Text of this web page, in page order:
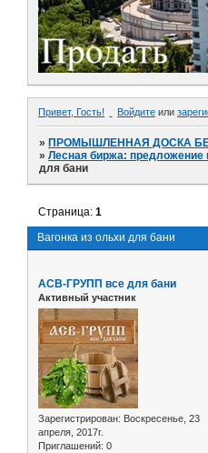
Привет, Гость! Войдите или
»ПРОМЫШЛЕННАЯ ДОСКА
»Лесная биржа: предложение
для бани
Вагонка из ольхи для бани
Страница:1
АСВ-ГРУПП все для бани
Активный участник
Зарегистрирован: Воскресенье, 23
апреля, 2017г.
Приглашений: 0